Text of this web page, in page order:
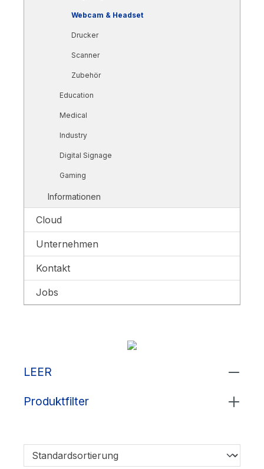
Webcam & Headset
Drucker
Scanner
Zubehör
Education
Medical
Industry
Digital Signage
Gaming
Informationen
Cloud
Unternehmen
Kontakt
Jobs
LEER
Produktfilter